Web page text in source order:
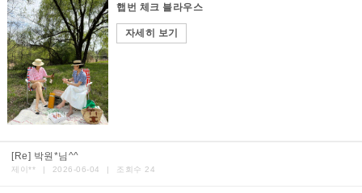
햅번 체크 블라우스
자세히 보기
[Re] 박원*님^^
제이** | 2026-06-04 | 조회수 24